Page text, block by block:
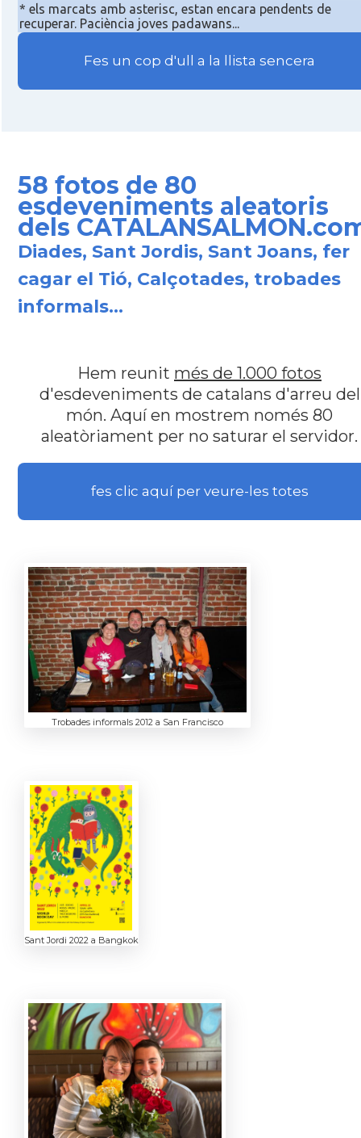
* els marcats amb asterisc, estan encara pendents de
recuperar. Paciència joves padawans...
Fes un cop d'ull a la llista sencera
58 fotos de 80
esdeveniments aleatoris
dels
Diades, Sant Jordis, Sant Joans, fer
cagar el Tió, Calçotades, trobades
informals...
Hem reunit més de 1.000 fotos
d'esdeveniments de catalans d'arreu del
món. Aquí en mostrem només 80
aleatòriament per no saturar el servidor.
fes clic aquí per veure-les totes
Trobades informals 2012 a San Francisco
Sant Jordi 2022 a Bangkok